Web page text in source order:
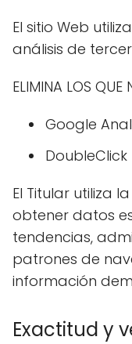
El sitio Web
análisis de
ELIMINA LOS QUE
Google
El Titular utiliza
obtener datos
tendencias,
patrones de
información
Exactitud y